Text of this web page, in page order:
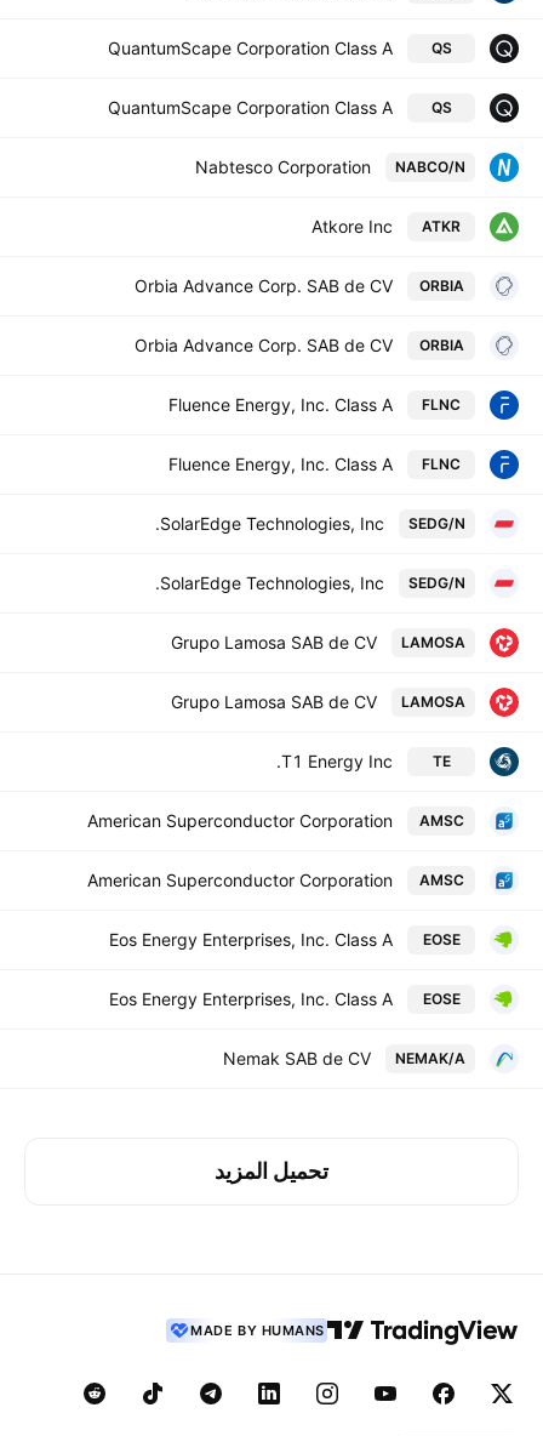
QS
QuantumScape Corporation Class A
QS
QuantumScape Corporation Class A
NABCO/N
Nabtesco Corporation
ATKR
Atkore Inc
ORBIA
Orbia Advance Corp. SAB de CV
ORBIA
Orbia Advance Corp. SAB de CV
FLNC
Fluence Energy, Inc. Class A
FLNC
Fluence Energy, Inc. Class A
SEDG/N
SolarEdge Technologies, Inc.
SEDG/N
SolarEdge Technologies, Inc.
LAMOSA
Grupo Lamosa SAB de CV
LAMOSA
Grupo Lamosa SAB de CV
TE
T1 Energy Inc.
AMSC
American Superconductor Corporation
AMSC
American Superconductor Corporation
EOSE
Eos Energy Enterprises, Inc. Class A
EOSE
Eos Energy Enterprises, Inc. Class A
NEMAK/A
Nemak SAB de CV
تحميل المزيد
MADE BY HUMANS